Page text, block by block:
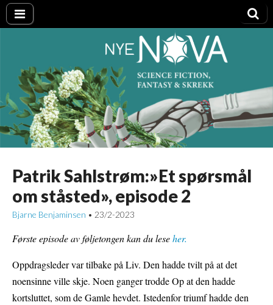
Nye NOVA
Patrik Sahlstrøm:»Et spørsmål
om ståsted», episode 2
Bjarne Benjaminsen • 23/2-2023
Første episode av føljetongen kan du leseher.
Oppdragsleder var tilbake på Liv. Den hadde tvilt på at det
noensinne ville skje. Noen ganger trodde Op at den hadde
kortsluttet, som de Gamle hevdet. Istedenfor triumf hadde den